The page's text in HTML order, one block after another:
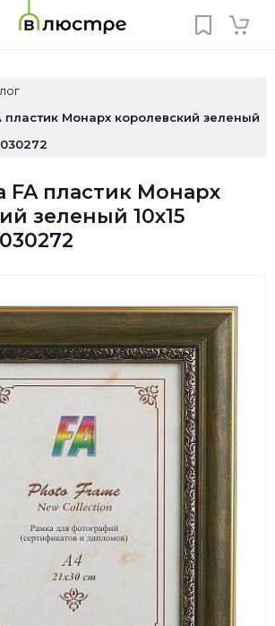
Монарх королевский зеленый
FA пластик Монарх
зеленый 10х15